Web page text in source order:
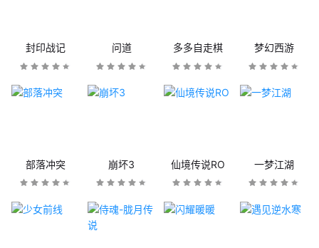
封印战记 问道 多多自走棋 梦幻西游
部落冲突 崩坏3 仙境传说RO 一梦江湖